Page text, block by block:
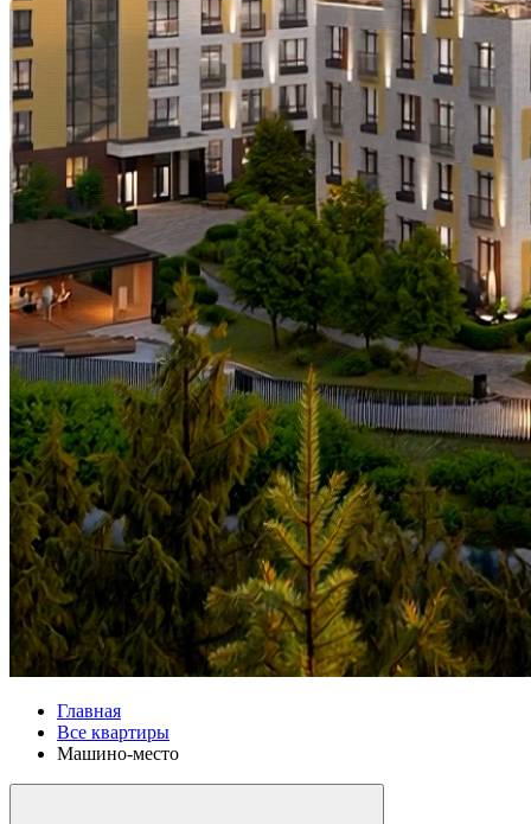
Главная
Все квартиры
Машино-место